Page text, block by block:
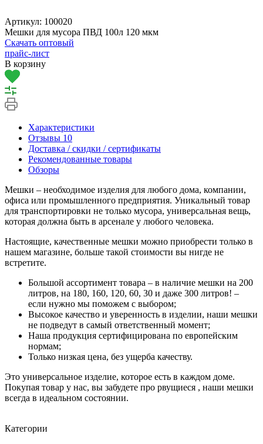
Артикул: 100020
Мешки для мусора ПВД 100л 120 мкм
Скачать оптовый
прайс-лист
В корзину
Характеристики
Отзывы 10
Доставка / скидки / сертификаты
Рекомендованные товары
Обзоры
Мешки – необходимое изделия для любого дома, компании,
офиса или промышленного предприятия. Уникальный товар
для транспортировки не только мусора, универсальная вещь,
которая должна быть в арсенале у любого человека.
Настоящие, качественные мешки можно приобрести только в
нашем магазине, больше такой стоимости вы нигде не
встретите.
Большой ассортимент товара – в наличие мешки на 200
литров, на 180, 160, 120, 60, 30 и даже 300 литров! –
если нужно мы поможем с выбором;
Высокое качество и уверенность в изделии, наши мешки
не подведут в самый ответственный момент;
Наша продукция сертифицирована по европейским
нормам;
Только низкая цена, без ущерба качеству.
Это универсальное изделие, которое есть в каждом доме.
Покупая товар у нас, вы забудете про рвущиеся , наши мешки
всегда в идеальном состоянии.
Категории